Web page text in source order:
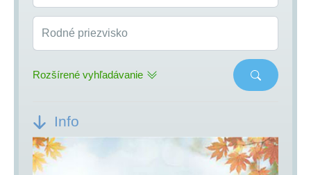
Rodné priezvisko
Rozšírené vyhľadávanie
Info